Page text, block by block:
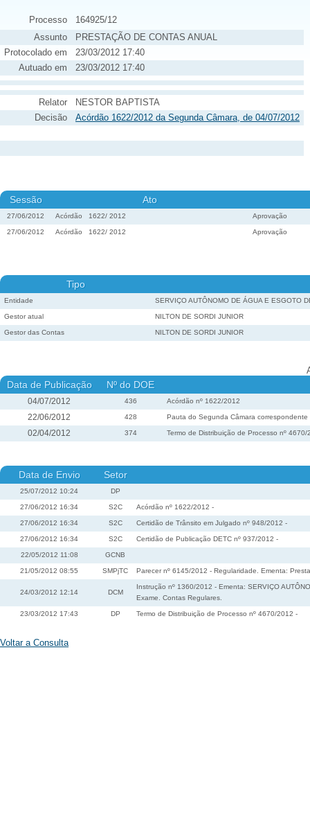
Processo
164925/12
Assunto
PRESTAÇÃO DE CONTAS ANUAL
Protocolado em
23/03/2012 17:40
Autuado em
23/03/2012 17:40
Relator
NESTOR BAPTISTA
Decisão
Acórdão 1622/2012 da Segunda Câmara, de 04/07/2012
Sessão Ato
27/06/2012 Acórdão 1622/ 2012 Aprovação
27/06/2012 Acórdão 1622/ 2012 Aprovação
Tipo
Entidade SERVIÇO AUTÔNOMO DE ÁGUA E ESGOTO
Gestor atual NILTON DE SORDI JUNIOR
Gestor das Contas NILTON DE SORDI JUNIOR
Data de Publicação Nº do DOE
04/07/2012 436 Acórdão nº 1622/2012
22/06/2012 428 Pauta do Segunda Câmara
02/04/2012 374 Termo de Distribuição de Processo nº 4670/
Data de Envio Setor
25/07/2012 10:24 DP
27/06/2012 16:34 S2C Acórdão nº 1622/2012 -
27/06/2012 16:34 S2C Certidão de Trânsito em Julgado nº 948/2012 -
27/06/2012 16:34 S2C Certidão de Publicação DETC nº 937/2012 -
22/05/2012 11:08 GCNB
21/05/2012 08:55 SMPjTC Parecer nº 6145/2012 - Regularidade. Ementa:
24/03/2012 12:14 DCM
Instrução nº 1360/2012 - Ementa: SERVIÇO
Exame. Contas Regulares.
23/03/2012 17:43 DP Termo de Distribuição de Processo nº 4670/2012 -
Voltar a Consulta